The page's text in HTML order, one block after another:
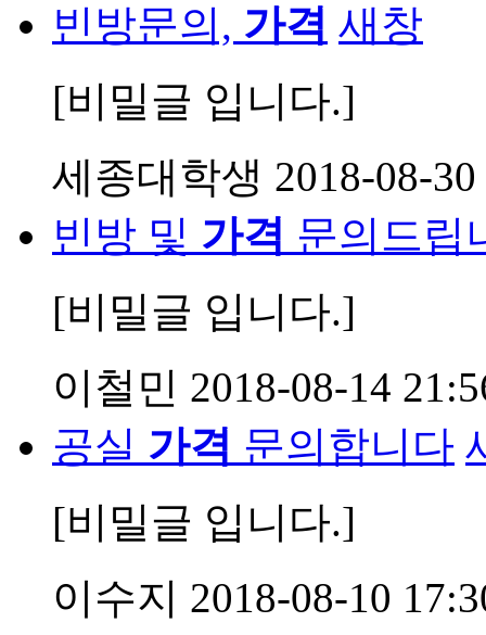
빈방문의, 가격 새창
[비밀글 입니다.]
세종대학생 2018-08-
빈방 및 가격 문의드립
[비밀글 입니다.]
이철민 2018-08-14
공실 가격 문의합니다
[비밀글 입니다.]
이수지 2018-08-10